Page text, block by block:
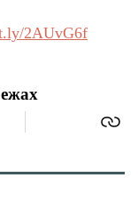
2AUvG6f